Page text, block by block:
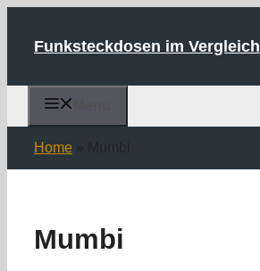
InhaltFunksteckdosen im Vergleich
Home » Mumbi
Mumbi